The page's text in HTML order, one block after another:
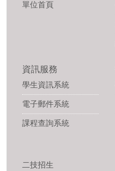
單位首頁
資訊服務
學生資訊系統
電子郵件系統
課程查詢系統
二技招生